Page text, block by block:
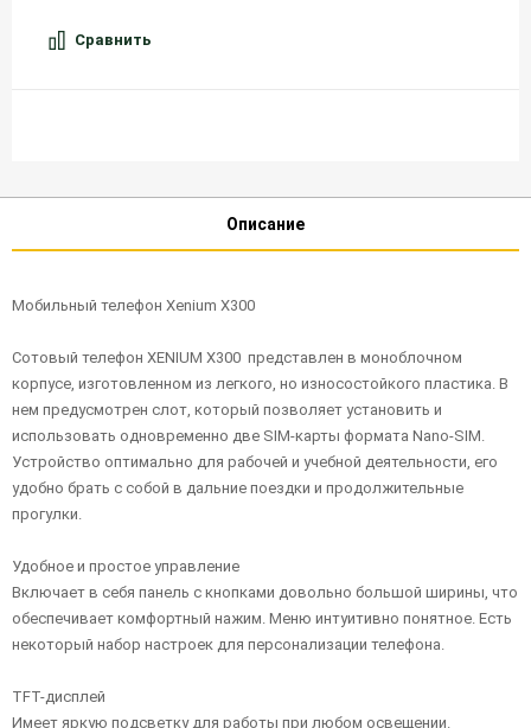
Сравнить
Описание
Мобильный телефон Xenium X300
Сотовый телефон XENIUM X300 представлен в моноблочном
корпусе, изготовленном из легкого, но износостойкого пластика. В
нем предусмотрен слот, который позволяет установить и
использовать одновременно две SIM-карты формата Nano-SIM.
Устройство оптимально для рабочей и учебной деятельности, его
удобно брать с собой в дальние поездки и продолжительные
прогулки.
Удобное и простое управление
Включает в себя панель с кнопками довольно большой ширины, что
обеспечивает комфортный нажим. Меню интуитивно понятное. Есть
некоторый набор настроек для персонализации телефона.
TFT-дисплей
Имеет яркую подсветку для работы при любом освещении.